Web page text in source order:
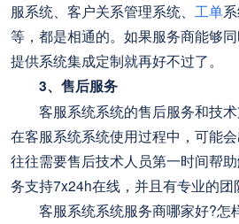
服系统、客户关系管理系统、工单
等，都是相通的。如果服务商能够
提供系统集成定制就再好不过了。
3、售后服务
客服系统系统的售后服务和技术
在客服系统系统使用过程中，可能
往往需要售后技术人员第一时间帮
务支持7x24h在线，并且有专业的团
客服系统系统服务商哪家好?怎